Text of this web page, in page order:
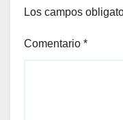
Los campos
Comentario *